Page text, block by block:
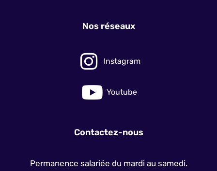
Nos réseaux
Instagram
Youtube
Contactez-nous
Permanence salariée du mardi au samedi.